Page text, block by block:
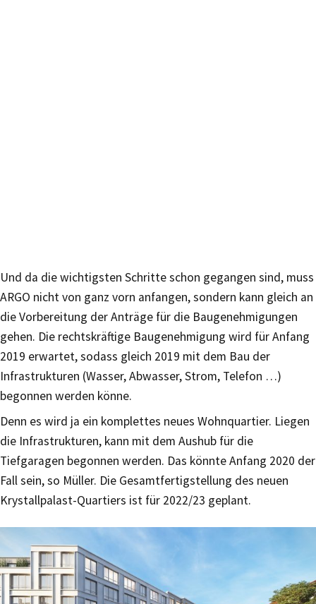
Und da die wichtigsten Schritte schon gegangen sind, muss
ARGO nicht von ganz vorn anfangen, sondern kann gleich an
die Vorbereitung der Anträge für die Baugenehmigungen
gehen. Die rechtskräftige Baugenehmigung wird für Anfang
2019 erwartet, sodass gleich 2019 mit dem Bau der
Infrastrukturen (Wasser, Abwasser, Strom, Telefon …)
begonnen werden könne.
Denn es wird ja ein komplettes neues Wohnquartier. Liegen
die Infrastrukturen, kann mit dem Aushub für die
Tiefgaragen begonnen werden. Das könnte Anfang 2020 der
Fall sein, so Müller. Die Gesamtfertigstellung des neuen
Krystallpalast-Quartiers ist für 2022/23 geplant.